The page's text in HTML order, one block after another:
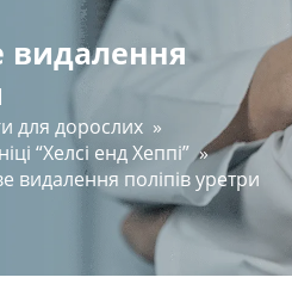
видалення
для дорослих »
“Хелсі енд Хеппі” »
видалення поліпів уретри